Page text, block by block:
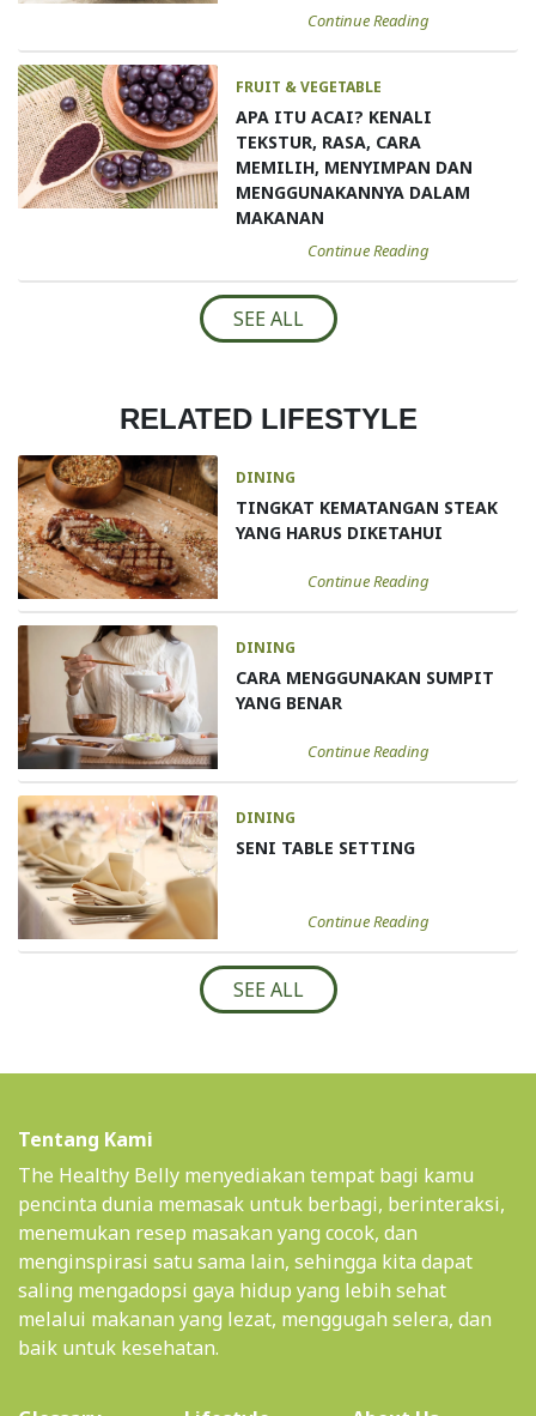
Continue Reading
FRUIT & VEGETABLE
APA ITU ACAI? KENALI
TEKSTUR, RASA, CARA
MEMILIH, MENYIMPAN DAN
MENGGUNAKANNYA DALAM
MAKANAN
Continue Reading
SEE ALL
RELATED LIFESTYLE
DINING
TINGKAT KEMATANGAN STEAK
YANG HARUS DIKETAHUI
Continue Reading
DINING
CARA MENGGUNAKAN SUMPIT
YANG BENAR
Continue Reading
DINING
SENI TABLE SETTING
Continue Reading
SEE ALL
Tentang Kami
The Healthy Belly menyediakan tempat bagi kamu
pencinta dunia memasak untuk berbagi, berinteraksi,
menemukan resep masakan yang cocok, dan
menginspirasi satu sama lain, sehingga kita dapat
saling mengadopsi gaya hidup yang lebih sehat
melalui makanan yang lezat, menggugah selera, dan
baik untuk kesehatan.